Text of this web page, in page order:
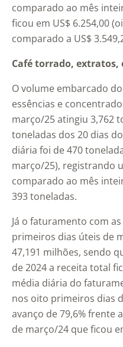
comparado ao mês
ficou em US$ 6.254,00
comparado a US$
Café torrado, extratos,
O volume embarcado
essências e
março/25 atingiu 3,762
toneladas dos 20 dias
diária foi de 470
março/25), registrando
comparado ao mês
393 toneladas.
Já o faturamento com
primeiros dias úteis de
47,191 milhões, sendo
de 2024 a receita total
média diária do
nos oito primeiros dias
avanço de 79,6% frente
de março/24 que ficou